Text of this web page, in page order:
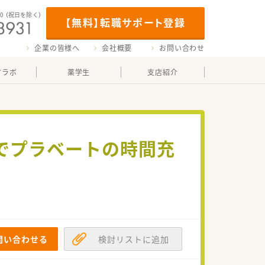
【無料】転職サポート登録
（祝日を除く）
企業の皆様へ 会社概要 お問い合わせ
ボ 薬学生 支店紹介
ラベートの時間充
合わせる 検討リストに追加